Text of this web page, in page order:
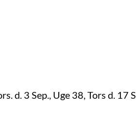
d. 3 Sep., Uge 38, Tors d. 17